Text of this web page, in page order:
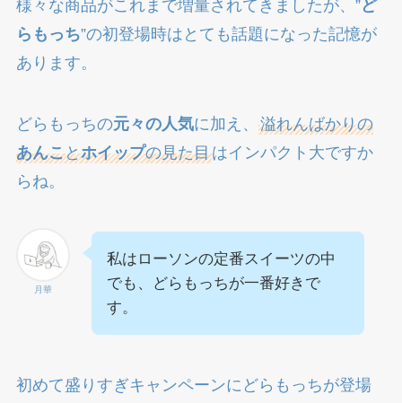
様々な商品がこれまで増量されてきましたが、”ど
らもっち”の初登場時はとても話題になった記憶が
あります。
どらもっちの元々の人気に加え、 溢れんばかりの
あんことホイップの見た目はインパクト大ですか
らね。
月華
私はローソンの定番スイーツの中
でも、どらもっちが一番好きで
す。
初めて盛りすぎキャンペーンにどらもっちが登場